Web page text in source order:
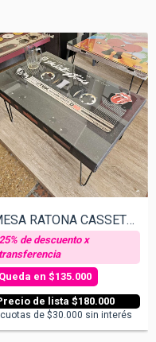
MESA RATONA CASSETTE - STONES
$180.000
$135.000
cuotas de $30.000 sin interés